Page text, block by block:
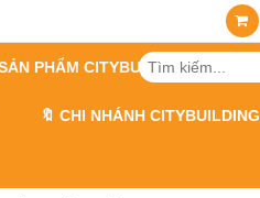
PHẨM CITYBUILDING
🔖 CHI NHÁNH CITYBUILDING